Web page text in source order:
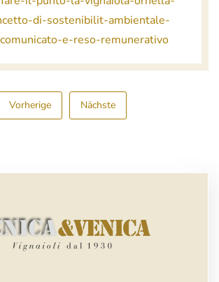
di-sostenibilit-ambientale-
e-reso-remunerativo
Vorherige Nächste